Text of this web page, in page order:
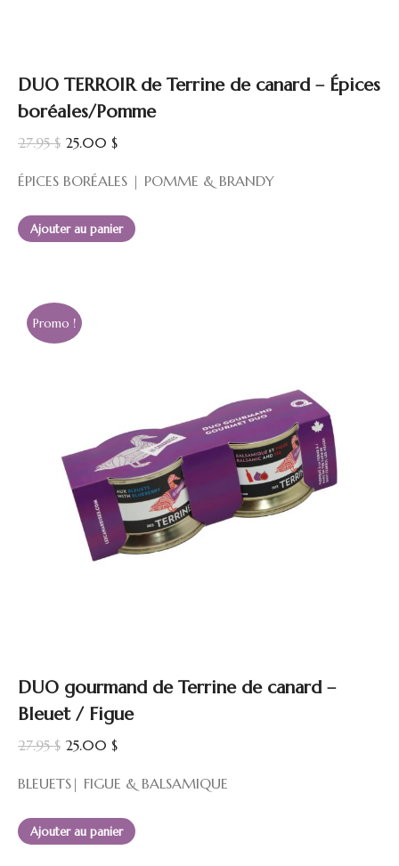
DUO TERROIR de Terrine de canard – Épices
boréales/Pomme
27.95$ Le
initial
était :
27.95 $.
25.00 $Le
actuel
est :
25.00 $.
ÉPICES BORÉALES | POMME & BRANDY
Ajouter au panier
Promo !
DUO gourmand de Terrine de canard –
Bleuet / Figue
27.95$ Le
initial
était :
27.95 $.
25.00 $Le
actuel
est :
25.00 $.
BLEUETS| FIGUE & BALSAMIQUE
Ajouter au panier